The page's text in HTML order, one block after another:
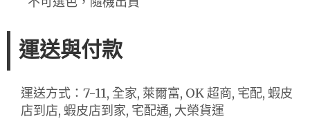
運送與付款
運送方式：7-11, 全家, 萊爾富, OK 超商, 宅配, 蝦皮
店到店, 蝦皮店到家, 宅配通, 大榮貨運